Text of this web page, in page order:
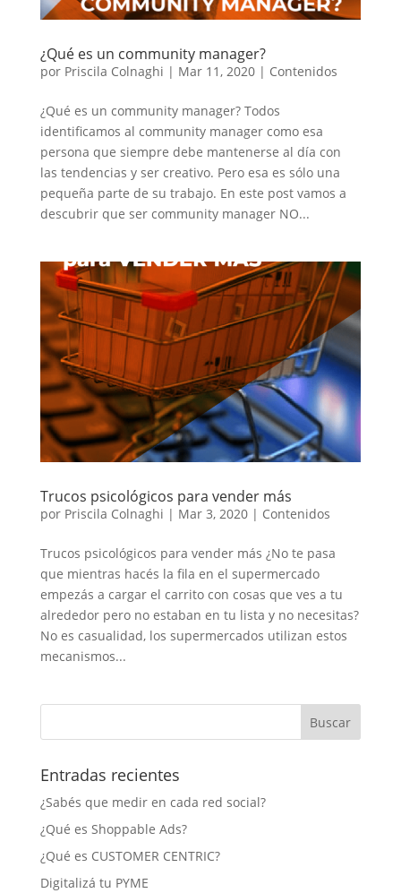
¿Qué es un community manager?
por Priscila Colnaghi | Mar 11, 2020| Contenidos
¿Qué es un community manager? Todos
identificamos al community manager como esa
persona que siempre debe mantenerse al día con
las tendencias y ser creativo. Pero esa es sólo una
pequeña parte de su trabajo. En este post vamos a
descubrir que ser community manager NO...
Trucos psicológicos para vender más
por Priscila Colnaghi | Mar 3, 2020| Contenidos
Trucos psicológicos para vender más ¿No te pasa
que mientras hacés la fila en el supermercado
empezás a cargar el carrito con cosas que ves a tu
alrededor pero no estaban en tu lista y no necesitas?
No es casualidad, los supermercados utilizan estos
mecanismos...
Entradas recientes
¿Sabés que medir en cada red social?
¿Qué es Shoppable Ads?
¿Qué es CUSTOMER CENTRIC?
Digitalizá tu PYME